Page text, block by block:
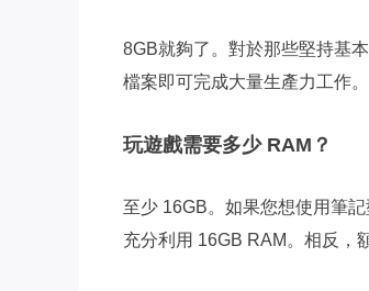
8GB就夠了。對於那些堅持基
檔案即可完成大量生產力工作。
玩遊戲需要多少 RAM？
至少 16GB。如果您想使用筆
充分利用 16GB RAM。相反，